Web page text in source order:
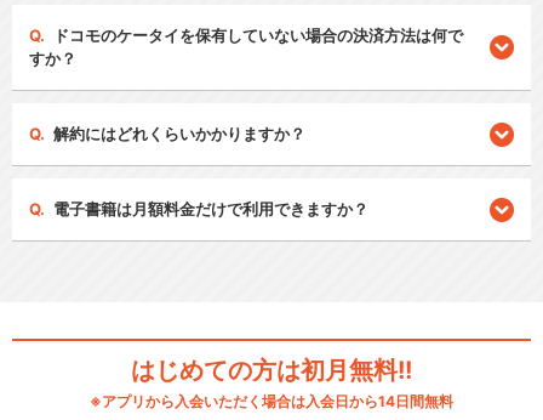
ドコモのケータイを保有していない場合の決済方法は何で
すか？
解約にはどれくらいかかりますか？
電子書籍は月額料金だけで利用できますか？
はじめての方は初月無料!!
※アプリから入会いただく場合は入会日から14日間無料